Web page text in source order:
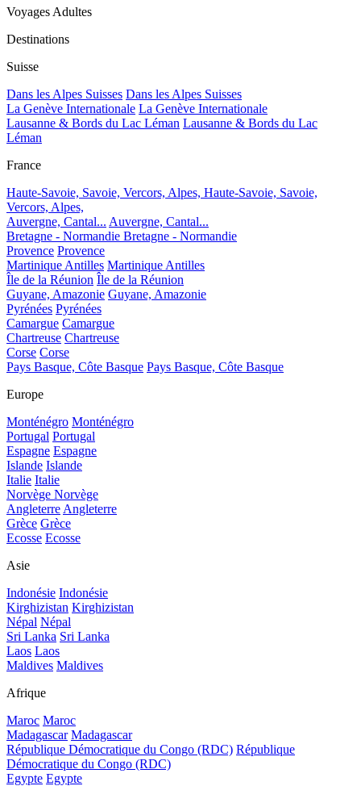
Voyages Adultes
Destinations
Suisse
Dans les Alpes Suisses Dans les Alpes Suisses
La Genève Internationale La Genève Internationale
Lausanne & Bords du Lac Léman Lausanne & Bords du Lac
Léman
France
Haute-Savoie, Savoie, Vercors, Alpes, Haute-Savoie, Savoie,
Vercors, Alpes,
Auvergne, Cantal... Auvergne, Cantal...
Bretagne - Normandie Bretagne - Normandie
Provence Provence
Martinique Antilles Martinique Antilles
Île de la Réunion Île de la Réunion
Guyane, Amazonie Guyane, Amazonie
Pyrénées Pyrénées
Camargue Camargue
Chartreuse Chartreuse
Corse Corse
Pays Basque, Côte Basque Pays Basque, Côte Basque
Europe
Monténégro Monténégro
Portugal Portugal
Espagne Espagne
Islande Islande
Italie Italie
Norvège Norvège
Angleterre Angleterre
Grèce Grèce
Ecosse Ecosse
Asie
Indonésie Indonésie
Kirghizistan Kirghizistan
Népal Népal
Sri Lanka Sri Lanka
Laos Laos
Maldives Maldives
Afrique
Maroc Maroc
Madagascar Madagascar
République Démocratique du Congo (RDC) République
Démocratique du Congo (RDC)
Egypte Egypte